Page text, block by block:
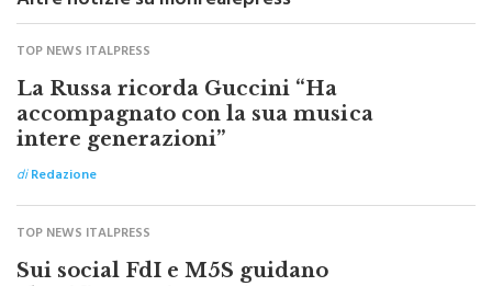
Altre notizie su monrealepress
TOP NEWS ITALPRESS
La Russa ricorda Guccini “Ha
accompagnato con la sua musica
intere generazioni”
diRedazione
TOP NEWS ITALPRESS